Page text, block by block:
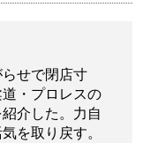
せで閉店寸
・プロレスの
介した。力自
を取り戻す。